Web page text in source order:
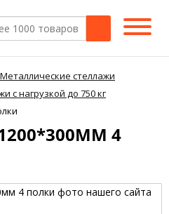
Металлические стеллажи
с нагрузкой до 750 кг
4